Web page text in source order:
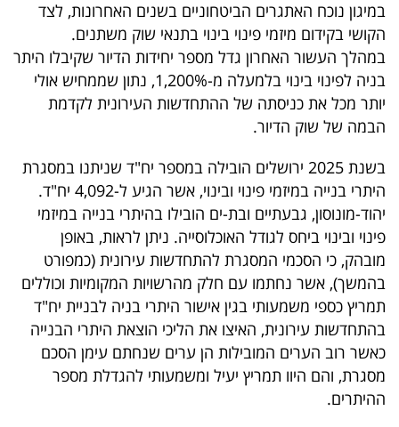
במיגון נוכח האתגרים הביטחוניים בשנים האחרונות, לצד
הקושי בקידום מיזמי פינוי בינוי בתנאי שוק משתנים.
במהלך העשור האחרון גדל מספר יחידות הדיור שקיבלו היתר
בניה לפינוי בינוי בלמעלה מ-1,200%, נתון שממחיש אולי
יותר מכל את כניסתה של ההתחדשות העירונית לקדמת
הבמה של שוק הדיור.
בשנת 2025 ירושלים הובילה במספר יח"ד שניתנו במסגרת
היתרי בנייה במיזמי פינוי ובינוי, אשר הגיע ל-4,092 יח"ד.
יהוד-מונוסון, גבעתיים ובת-ים הובילו בהיתרי בנייה במיזמי
פינוי ובינוי ביחס לגודל האוכלוסייה. ניתן לראות, באופן
מובהק, כי הסכמי המסגרת להתחדשות עירונית (כמפורט
בהמשך), אשר נחתמו עם חלק מהרשויות המקומיות וכוללים
תמריץ כספי משמעותי בגין אישור היתרי בניה לבניית יח"ד
בהתחדשות עירונית, האיצו את הליכי הוצאת היתרי הבנייה
כאשר רוב הערים המובילות הן ערים שנחתם עימן הסכם
מסגרת, והם היוו תמריץ יעיל ומשמעותי להגדלת מספר
ההיתרים.